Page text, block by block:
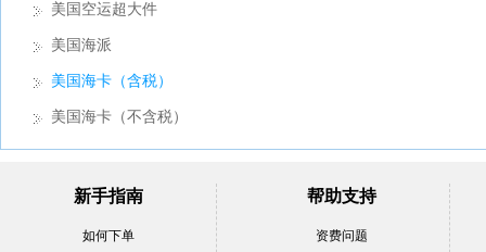
美国空运超大件
美国海派
美国海卡（含税）
美国海卡（不含税）
新手指南
如何下单
帮助支持
资费问题